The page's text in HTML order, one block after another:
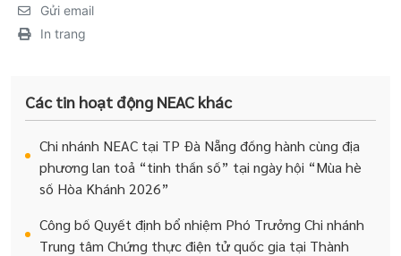
Gửi email
In trang
Các tin hoạt động NEAC khác
Chi nhánh NEAC tại TP Đà Nẵng đồng hành cùng địa
phương lan toả “tinh thần số” tại ngày hội “Mùa hè
số Hòa Khánh 2026”
Công bố Quyết định bổ nhiệm Phó Trưởng Chi nhánh
Trung tâm Chứng thực điện tử quốc gia tại Thành